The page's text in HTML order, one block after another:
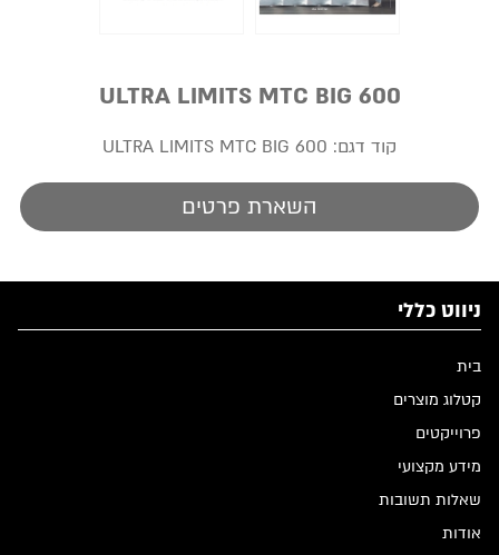
ULTRA LIMITS MTC BIG 600
קוד דגם: ULTRA LIMITS MTC BIG 600
השארת פרטים
ניווט כללי
בית
קטלוג מוצרים
פרוייקטים
מידע מקצועי
שאלות תשובות
אודות